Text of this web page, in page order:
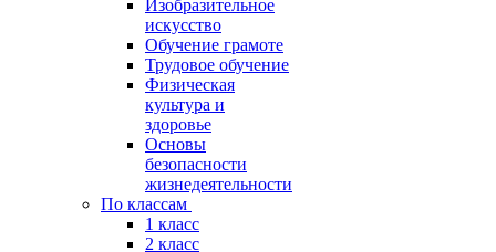
Изобразительное
искусство
Обучение грамоте
Трудовое обучение
Физическая
культура и
здоровье
Основы
безопасности
жизнедеятельности
По классам
1 класс
2 класс